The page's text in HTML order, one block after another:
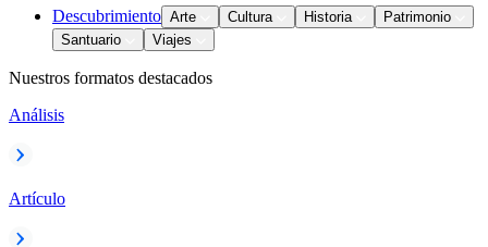
Descubrimiento Arte Cultura Historia
Patrimonio
Santuario
Viajes
Nuestros formatos destacados
Análisis
Artículo